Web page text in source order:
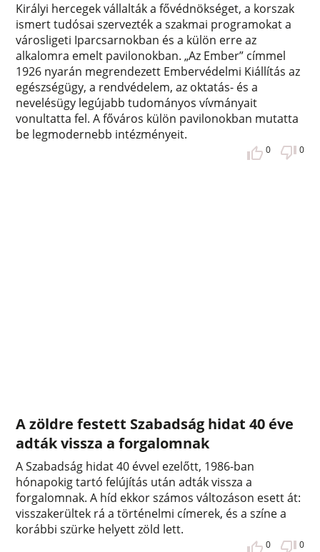
Királyi hercegek vállalták a fővédnökséget, a korszak
ismert tudósai szervezték a szakmai programokat a
városligeti Iparcsarnokban és a külön erre az
alkalomra emelt pavilonokban. „Az Ember” címmel
1926 nyarán megrendezett Embervédelmi Kiállítás az
egészségügy, a rendvédelem, az oktatás- és a
nevelésügy legújabb tudományos vívmányait
vonultatta fel. A főváros külön pavilonokban mutatta
be legmodernebb intézményeit.
0 0
A zöldre festett Szabadság hidat 40 éve
adták vissza a forgalomnak
A Szabadság hidat 40 évvel ezelőtt, 1986-ban
hónapokig tartó felújítás után adták vissza a
forgalomnak. A híd ekkor számos változáson esett át:
visszakerültek rá a történelmi címerek, és a színe a
korábbi szürke helyett zöld lett.
0 0